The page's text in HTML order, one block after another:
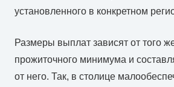
установленного в конкретном
Размеры выплат зависят от того
прожиточного минимума и
от него. Так, в столице